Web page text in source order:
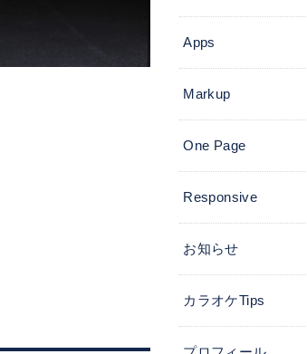
Apps
Markup
One Page
Responsive
お知らせ
カラオケTips